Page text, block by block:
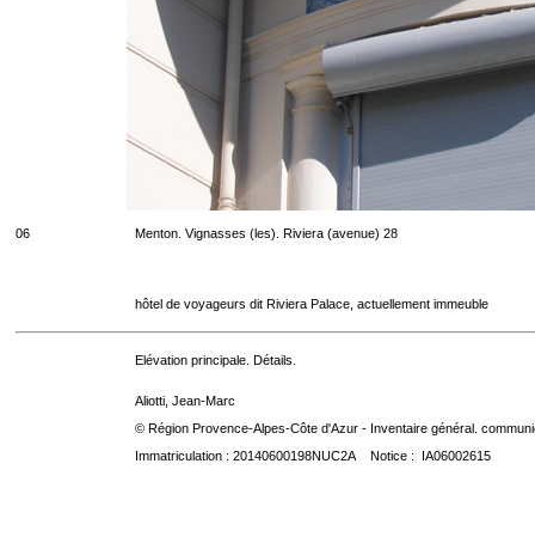
06 Menton. Vignasses (les). Riviera (avenue) 28
hôtel de voyageurs dit Riviera Palace, actuellement immeuble
Elévation principale. Détails.
Aliotti, Jean-Marc
© Région Provence-Alpes-Côte d'Azur - Inventaire général.
Immatriculation : 20140600198NUC2A Notice : IA06002615